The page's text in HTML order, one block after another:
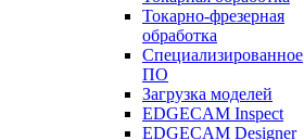
Токарно-фрезерная
обработка
Специализированное
ПО
Загрузка моделей
EDGECAM Inspect
EDGECAM Designer